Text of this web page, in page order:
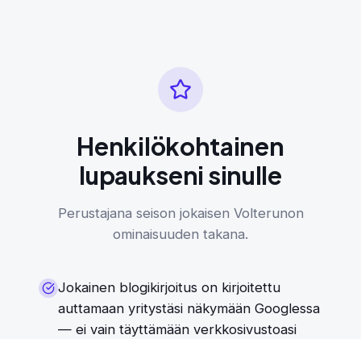
Henkilökohtainen
lupaukseni sinulle
Perustajana seison jokaisen Volterunon
ominaisuuden takana.
Jokainen blogikirjoitus on kirjoitettu
auttamaan yritystäsi näkymään Googlessa
— ei vain täyttämään verkkosivustoasi